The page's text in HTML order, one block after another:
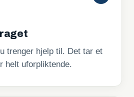
trenger hjelp til. Det tar et
helt uforpliktende.